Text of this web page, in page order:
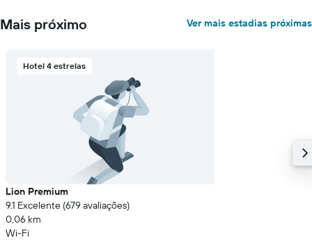
de
um
Mais próximo Ver mais estadias próximas
Hotel 4 estrelas
Lion Premium
9.1 Excelente (679 avaliações)
0,06 km
Wi-Fi